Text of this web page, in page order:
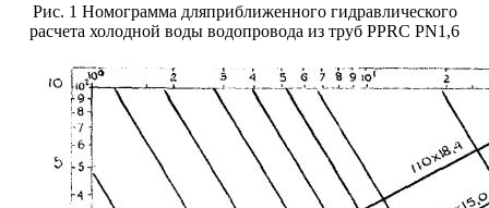
Рис. 1 Номограмма дляприближенного гидравлического
расчета холодной воды водопровода из труб PPRC PN1,6